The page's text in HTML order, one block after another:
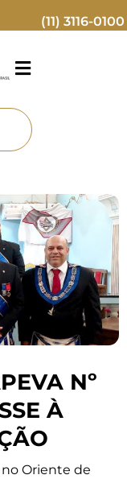
(11) 3116-0100
Nº
À
Oriente de